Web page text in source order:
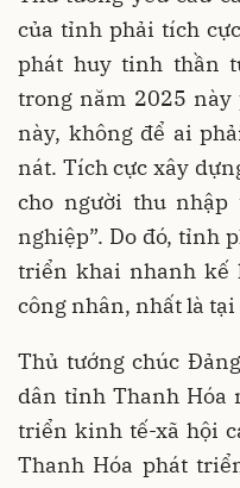
của tỉnh phải tích
phát huy tinh thần
trong năm 2025 này
này, không để ai
nát. Tích cực xây
cho người thu
nghiệp”. Do đó, tỉnh
triển khai nhanh kế
công nhân, nhất là
Thủ tướng chúc
dân tỉnh Thanh Hóa
triển kinh tế-xã hội
Thanh Hóa phát